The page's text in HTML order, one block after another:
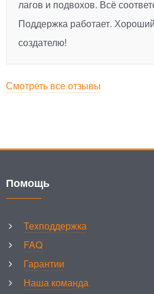
лагов и подвохов. Всё
Поддержка работает.
создателю!
Смотреть все отзывы
Помощь
Техподдержка
FAQ
Гарантии
Наша команда